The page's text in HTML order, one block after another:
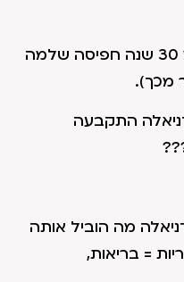
דניאלה נהגה לעשן למעלה מ 30 שנה חפיסה שלמה
מכך).
התקבעה
מה הוביל אותה
= בריאות,